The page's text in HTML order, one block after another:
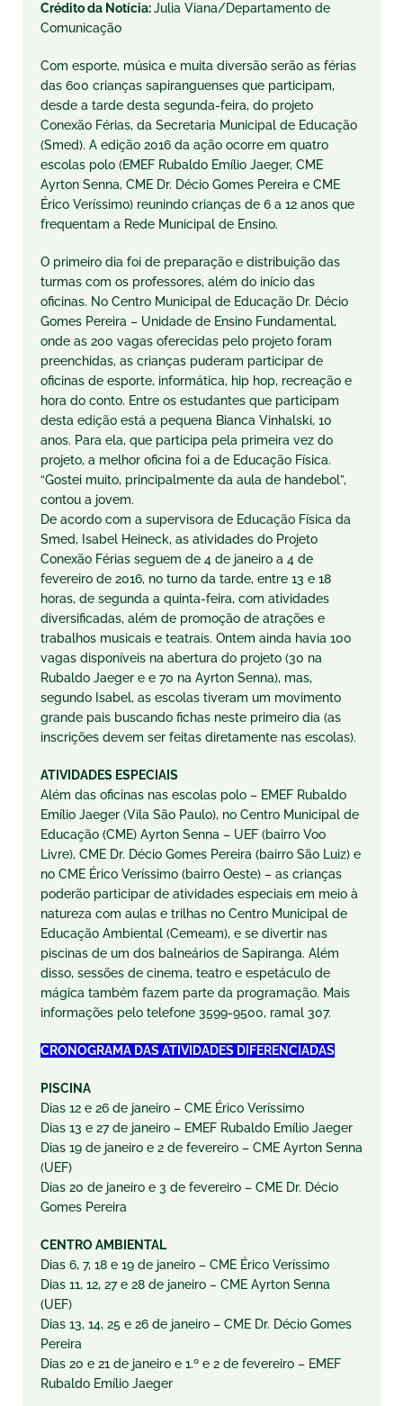
Crédito da Notícia:Julia Viana/Departamento de
Comunicação
Com esporte, música e muita diversão serão as férias
das 600 crianças sapiranguenses que participam,
desde a tarde desta segunda-feira, do projeto
Conexão Férias, da Secretaria Municipal de Educação
(Smed). A edição 2016 da ação ocorre em quatro
escolas polo (EMEF Rubaldo Emílio Jaeger, CME
Ayrton Senna, CME Dr. Décio Gomes Pereira e CME
Érico Veríssimo) reunindo crianças de 6 a 12 anos que
frequentam a Rede Municipal de Ensino.
O primeiro dia foi de preparação e distribuição das
turmas com os professores, além do início das
oficinas. No Centro Municipal de Educação Dr. Décio
Gomes Pereira – Unidade de Ensino Fundamental,
onde as 200 vagas oferecidas pelo projeto foram
preenchidas, as crianças puderam participar de
oficinas de esporte, informática, hip hop, recreação e
hora do conto. Entre os estudantes que participam
desta edição está a pequena Bianca Vinhalski, 10
anos. Para ela, que participa pela primeira vez do
projeto, a melhor oficina foi a de Educação Física.
“Gostei muito, principalmente da aula de handebol”,
contou a jovem.
De acordo com a supervisora de Educação Física da
Smed, Isabel Heineck, as atividades do Projeto
Conexão Férias seguem de 4 de janeiro a 4 de
fevereiro de 2016, no turno da tarde, entre 13 e 18
horas, de segunda a quinta-feira, com atividades
diversificadas, além de promoção de atrações e
trabalhos musicais e teatrais. Ontem ainda havia 100
vagas disponíveis na abertura do projeto (30 na
Rubaldo Jaeger e e 70 na Ayrton Senna), mas,
segundo Isabel, as escolas tiveram um movimento
grande pais buscando fichas neste primeiro dia (as
inscrições devem ser feitas diretamente nas escolas).
ATIVIDADES ESPECIAIS
Além das oficinas nas escolas polo – EMEF Rubaldo
Emílio Jaeger (Vila São Paulo), no Centro Municipal de
Educação (CME) Ayrton Senna – UEF (bairro Voo
Livre), CME Dr. Décio Gomes Pereira (bairro São Luiz) e
no CME Érico Veríssimo (bairro Oeste) – as crianças
poderão participar de atividades especiais em meio à
natureza com aulas e trilhas no Centro Municipal de
Educação Ambiental (Cemeam), e se divertir nas
piscinas de um dos balneários de Sapiranga. Além
disso, sessões de cinema, teatro e espetáculo de
mágica também fazem parte da programação. Mais
informações pelo telefone 3599-9500, ramal 307.
CRONOGRAMA DAS ATIVIDADES DIFERENCIADAS
PISCINA
Dias 12 e 26 de janeiro – CME Érico Veríssimo
Dias 13 e 27 de janeiro – EMEF Rubaldo Emílio Jaeger
Dias 19 de janeiro e 2 de fevereiro – CME Ayrton Senna
(UEF)
Dias 20 de janeiro e 3 de fevereiro – CME Dr. Décio
Gomes Pereira
CENTRO AMBIENTAL
Dias 6, 7, 18 e 19 de janeiro – CME Érico Veríssimo
Dias 11, 12, 27 e 28 de janeiro – CME Ayrton Senna
(UEF)
Dias 13, 14, 25 e 26 de janeiro – CME Dr. Décio Gomes
Pereira
Dias 20 e 21 de janeiro e 1.º e 2 de fevereiro – EMEF
Rubaldo Emílio Jaeger